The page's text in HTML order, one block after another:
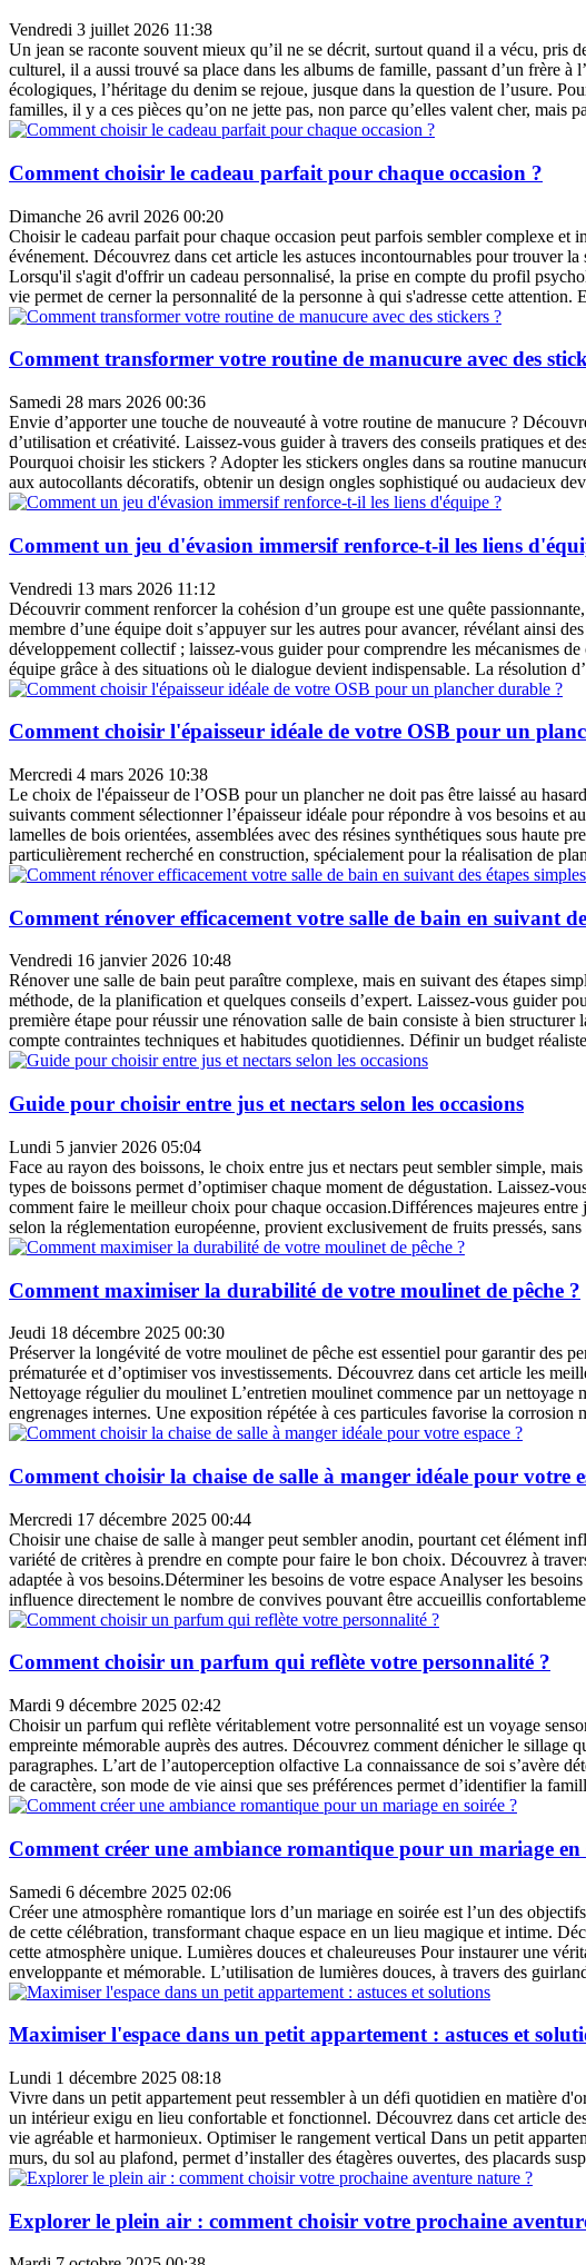
Vendredi 3 juillet 2026 11:38
Un jean se raconte souvent mieux qu’il ne se décrit, surtout quand il a vécu, pris
culturel, il a aussi trouvé sa place dans les albums de famille, passant d’un frère
écologiques, l’héritage du denim se rejoue, jusque dans la question de l’usure.
familles, il y a ces pièces qu’on ne jette pas, non parce qu’elles valent cher, mais
Comment choisir le cadeau parfait pour chaque occasion ?
Dimanche 26 avril 2026 00:20
Choisir le cadeau parfait pour chaque occasion peut parfois sembler complexe
événement. Découvrez dans cet article les astuces incontournables pour trouver
Lorsqu'il s'agit d'offrir un cadeau personnalisé, la prise en compte du profil
vie permet de cerner la personnalité de la personne à qui s'adresse cette
Comment transformer votre routine de manucure avec des
Samedi 28 mars 2026 00:36
Envie d’apporter une touche de nouveauté à votre routine de manucure ?
d’utilisation et créativité. Laissez-vous guider à travers des conseils pratiques et
Pourquoi choisir les stickers ? Adopter les stickers ongles dans sa routine
aux autocollants décoratifs, obtenir un design ongles sophistiqué ou audacieux
Comment un jeu d'évasion immersif renforce-t-il les liens
Vendredi 13 mars 2026 11:12
Découvrir comment renforcer la cohésion d’un groupe est une quête
membre d’une équipe doit s’appuyer sur les autres pour avancer, révélant ainsi
développement collectif ; laissez-vous guider pour comprendre les mécanismes
équipe grâce à des situations où le dialogue devient indispensable. La résolution
Comment choisir l'épaisseur idéale de votre OSB pour un
Mercredi 4 mars 2026 10:38
Le choix de l'épaisseur de l’OSB pour un plancher ne doit pas être laissé au
suivants comment sélectionner l’épaisseur idéale pour répondre à vos besoins et
lamelles de bois orientées, assemblées avec des résines synthétiques sous haute
particulièrement recherché en construction, spécialement pour la réalisation de
Comment rénover efficacement votre salle de bain en suivant
Vendredi 16 janvier 2026 10:48
Rénover une salle de bain peut paraître complexe, mais en suivant des étapes
méthode, de la planification et quelques conseils d’expert. Laissez-vous guider
première étape pour réussir une rénovation salle de bain consiste à bien
compte contraintes techniques et habitudes quotidiennes. Définir un budget
Guide pour choisir entre jus et nectars selon les occasions
Lundi 5 janvier 2026 05:04
Face au rayon des boissons, le choix entre jus et nectars peut sembler simple,
types de boissons permet d’optimiser chaque moment de dégustation. Laissez-
comment faire le meilleur choix pour chaque occasion.Différences majeures
selon la réglementation européenne, provient exclusivement de fruits pressés,
Comment maximiser la durabilité de votre moulinet de pêche ?
Jeudi 18 décembre 2025 00:30
Préserver la longévité de votre moulinet de pêche est essentiel pour garantir des
prématurée et d’optimiser vos investissements. Découvrez dans cet article les
Nettoyage régulier du moulinet L’entretien moulinet commence par un nettoyage
engrenages internes. Une exposition répétée à ces particules favorise la
Comment choisir la chaise de salle à manger idéale pour votre
Mercredi 17 décembre 2025 00:44
Choisir une chaise de salle à manger peut sembler anodin, pourtant cet élément
variété de critères à prendre en compte pour faire le bon choix. Découvrez à
adaptée à vos besoins.Déterminer les besoins de votre espace Analyser les
influence directement le nombre de convives pouvant être accueillis
Comment choisir un parfum qui reflète votre personnalité ?
Mardi 9 décembre 2025 02:42
Choisir un parfum qui reflète véritablement votre personnalité est un voyage
empreinte mémorable auprès des autres. Découvrez comment dénicher le sillage
paragraphes. L’art de l’autoperception olfactive La connaissance de soi s’avère
de caractère, son mode de vie ainsi que ses préférences permet d’identifier la
Comment créer une ambiance romantique pour un mariage en
Samedi 6 décembre 2025 02:06
Créer une atmosphère romantique lors d’un mariage en soirée est l’un des
de cette célébration, transformant chaque espace en un lieu magique et intime.
cette atmosphère unique. Lumières douces et chaleureuses Pour instaurer une
enveloppante et mémorable. L’utilisation de lumières douces, à travers des
Maximiser l'espace dans un petit appartement : astuces et
Lundi 1 décembre 2025 08:18
Vivre dans un petit appartement peut ressembler à un défi quotidien en matière
un intérieur exigu en lieu confortable et fonctionnel. Découvrez dans cet article
vie agréable et harmonieux. Optimiser le rangement vertical Dans un petit
murs, du sol au plafond, permet d’installer des étagères ouvertes, des placards
Explorer le plein air : comment choisir votre prochaine